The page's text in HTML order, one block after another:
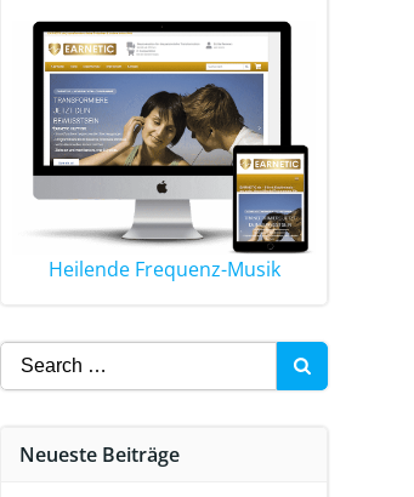
Heilende Frequenz-Musik
Neueste Beiträge